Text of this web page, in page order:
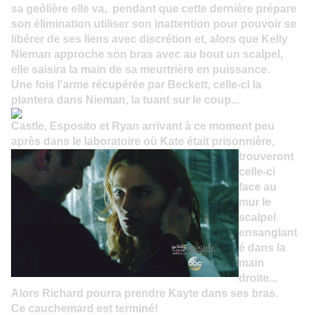
sa geôlière elle va, pendant que cette dernière prépare
son élimination utiliser son inattention pour pouvoir se
libérer de ses liens avec discrétion et, alors que Kelly
Nieman approche son bras avec au bout un scalpel,
elle saisira la main de sa meurtrière en puissance.
Une fois l 'arme récupérée par Beckett, celle-ci la
plantera dans Nieman, la tuant sur le coup...
Castle, Esposito et Ryan arrivant à ce moment peu
après dans le laboratoire où Kate était prisonnière,
trouveront
celle-ci
face au
mur le
scalpel
ensanglant
é dans la
main
droite...
Alors Richard pourra prend re Kayte dans ses bras.
Ce cauchemard est terminé!